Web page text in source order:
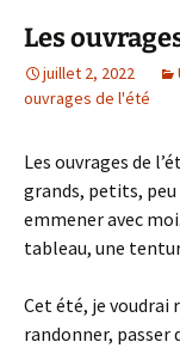
Les
juillet 2, 2022
ouvrages de l'été
Les ouvrages de
grands, petits,
emmener avec
tableau, une
Cet été, je
randonner,